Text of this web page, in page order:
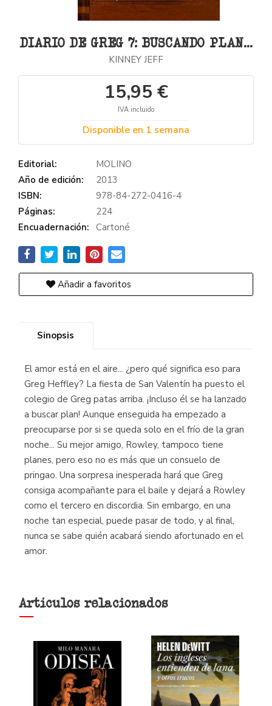
DIARIO DE GREG 7: BUSCANDO PLAN...
KINNEY JEFF
15,95 €
IVA incluido
Disponible en 1 semana
Editorial:
MOLINO
Año de edición:
2013
ISBN:
978-84-272-0416-4
Páginas:
224
Encuadernación: Cartoné
Añadir a favoritos
Sinopsis
El amor está en el aire... ¿pero qué significa eso para
Greg Heffley? La fiesta de San Valentín ha puesto el
colegio de Greg patas arriba. ¡Incluso él se ha lanzado
a buscar plan! Aunque enseguida ha empezado a
preocuparse por si se queda solo en el frío de la gran
noche... Su mejor amigo, Rowley, tampoco tiene
planes, pero eso no es más que un consuelo de
pringao. Una sorpresa inesperada hará que Greg
consiga acompañante para el baile y dejará a Rowley
como el tercero en discordia. Sin embargo, en una
noche tan especial, puede pasar de todo, y al final,
nunca se sabe quién acabará siendo afortunado en el
amor.
Artículos relacionados